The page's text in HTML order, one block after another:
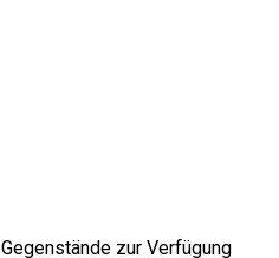
zur Verfügung